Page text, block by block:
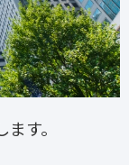
す。